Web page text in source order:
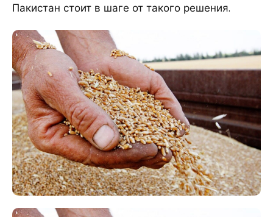
Пакистан стоит в шаге от такого решения.